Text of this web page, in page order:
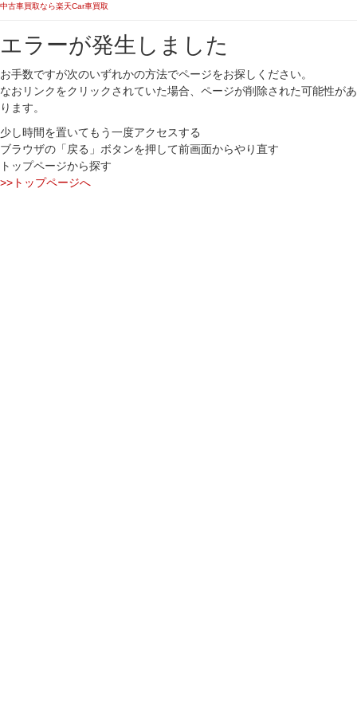
中古車買取なら楽天Car車買取
エラーが発生しました
お手数ですが次のいずれかの方法でページをお探しください。
なおリンクをクリックされていた場合、ページが削除された可能性があ
ります。
少し時間を置いてもう一度アクセスする
ブラウザの「戻る」ボタンを押して前画面からやり直す
トップページから探す
>>トップページへ